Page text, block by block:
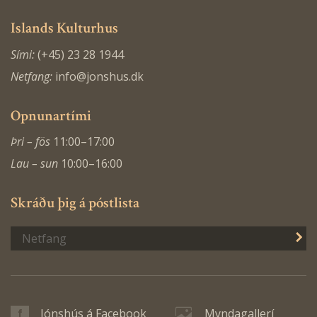
Islands Kulturhus
Sími:(+45) 23 28 1944
Netfang: info@jonshus.dk
Opnunartími
Þri – fös 11:00–17:00
Lau – sun 10:00–16:00
Skráðu þig á póstlista
Jónshús á Facebook Myndagallerí